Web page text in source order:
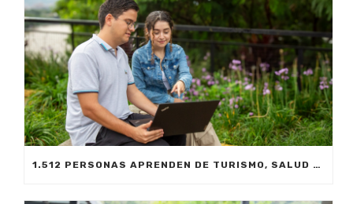
1.512 PERSONAS APRENDEN DE TURISMO, SALUD MENTAL Y MEDIO AMBIENTE EN LA PLATAFORMA @MEDELLÍN DE SAPIENCIA